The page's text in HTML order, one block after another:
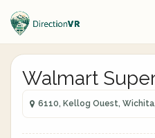
Walmart
6110, Kellog Ouest,